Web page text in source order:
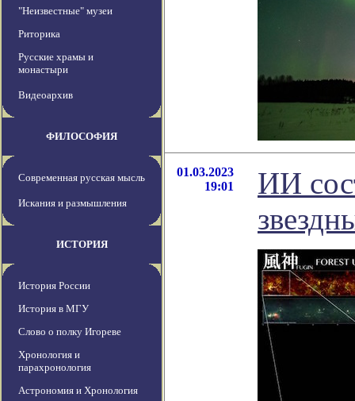
"Неизвестные" музеи
Риторика
Русские храмы и
монастыри
Видеоархив
ФИЛОСОФИЯ
Современная русская мысль
Искания и размышления
ИСТОРИЯ
История России
История в МГУ
Слово о полку Игореве
Хронология и
парахронология
Астрономия и Хронология
01.03.2023
19:01
ИИ